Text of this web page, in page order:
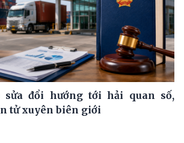
sửa đổi hướng tới hải quan số,
tử xuyên biên giới